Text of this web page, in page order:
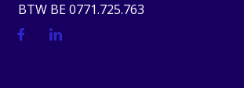
BTW BE 0771.725.763